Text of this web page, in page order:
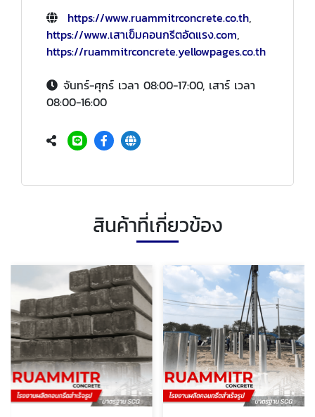
https://www.ruammitrconcrete.co.th,
https://www.เสาเข็มคอนกรีตอัดแรง.com,
https://ruammitrconcrete.yellowpages.co.th
จันทร์-ศุกร์ เวลา 08:00-17:00, เสาร์ เวลา
08:00-16:00
สินค้าที่เกี่ยวข้อง